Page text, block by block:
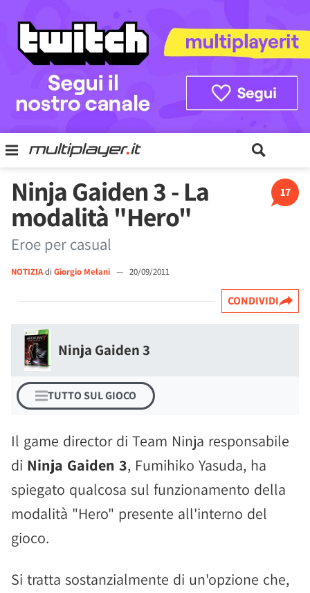
17
Ninja Gaiden 3 - La
modalità "Hero"
Eroe per casual
NOTIZIAdi Giorgio Melani — 20/09/2011
CONDIVIDI
Ninja Gaiden 3
TUTTO SUL GIOCO
Il game director di Team Ninja responsabile
di Ninja Gaiden 3, Fumihiko Yasuda, ha
spiegato qualcosa sul funzionamento della
modalità "Hero" presente all'interno del
gioco.
Si tratta sostanzialmente di un'opzione che,